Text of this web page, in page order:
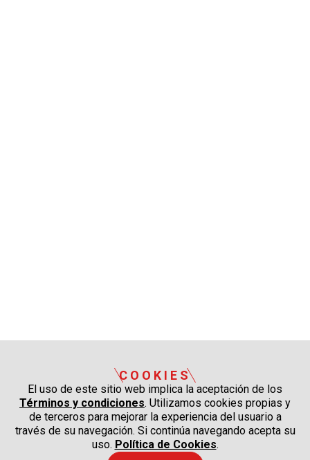
COOKIES
El uso de este sitio web implica la aceptación de los
Términos y condiciones. Utilizamos cookies propias y
de terceros para mejorar la experiencia del usuario a
través de su navegación. Si continúa navegando acepta su
uso. Política de Cookies.